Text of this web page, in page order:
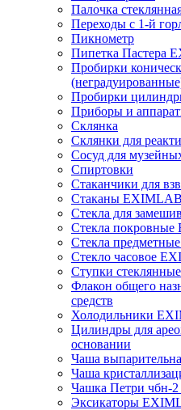
Палочка
Переходы с 1-й
Пикнометр
Пипетка Пастера
Пробирки
Пробирки
Приборы и
Склянка
Склянки для
Сосуд для
Спиртовки
Стаканчики для
Стаканы EXIMLAB
Стекла для
Стекла
Стекла
Стекло часовое
Ступки
Флакон общего
средств
Холодильники
Цилиндры для
основании
Чаша
Чаша
Чашка Петри чбн-
Эксикаторы